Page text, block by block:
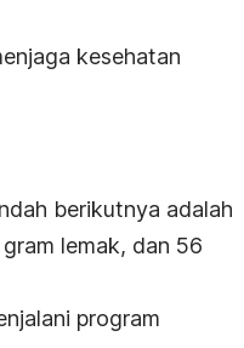
kesehatan
berikutnya adalah
lemak, dan 56
program